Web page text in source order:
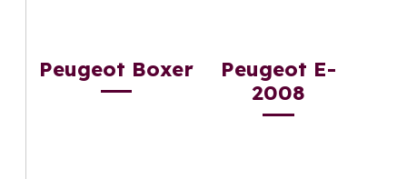
Peugeot Boxer
Peugeot E-
2008